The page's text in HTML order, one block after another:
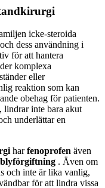
icke-steroida
dess användning i
för att hantera
komplexa
eller
reaktion som kan
obehag för patienten.
inte bara akut
underlättar en
harfenoprofen även
blyförgiftning . Även om
och inte är lika vanlig,
för att lindra vissa